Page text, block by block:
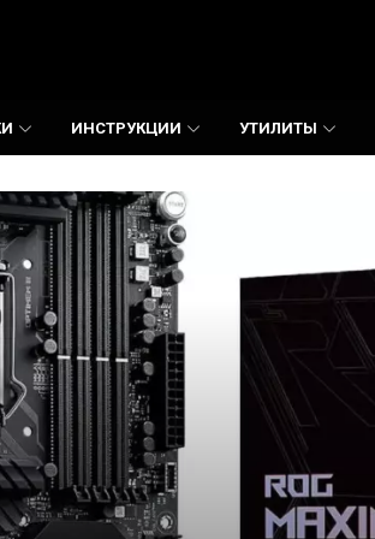
ИНСТРУКЦИИ УТИЛИТЫ